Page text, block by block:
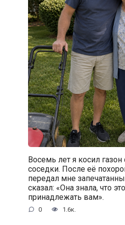
Восемь лет я косил
соседки. После её
передал мне
сказал: «Она знала, что
принадлежать вам».
0 1.6к.